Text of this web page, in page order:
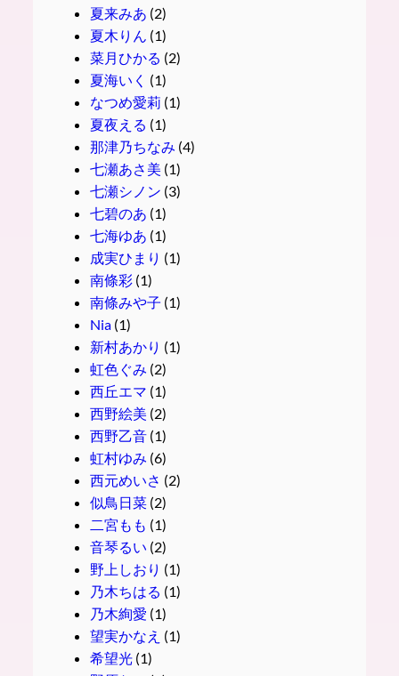
夏来みあ (2)
夏木りん (1)
菜月ひかる (2)
夏海いく (1)
なつめ愛莉 (1)
夏夜える (1)
那津乃ちなみ (4)
七瀬あさ美 (1)
七瀬シノン (3)
七碧のあ (1)
七海ゆあ (1)
成実ひまり (1)
南條彩(1)
南條みや子 (1)
Nia(1)
新村あかり (1)
虹色ぐみ (2)
西丘エマ (1)
西野絵美 (2)
西野乙音(1)
虹村ゆみ (6)
西元めいさ (2)
似鳥日菜(2)
二宮もも (1)
音琴るい (2)
野上しおり (1)
乃木ちはる (1)
乃木絢愛 (1)
望実かなえ (1)
希望光(1)